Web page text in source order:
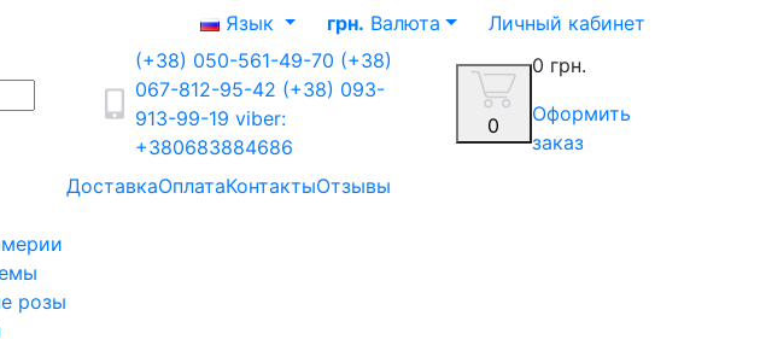
Язык грн. Валюта
Личный кабинет
(+38) 050-561-49-70 (+38)
067-812-95-42 (+38) 093-
913-99-19 viber:
+380683884686
0
0 грн.
Оформить
заказ
розы
ДоставкаОплатаКонтактыОтзывы